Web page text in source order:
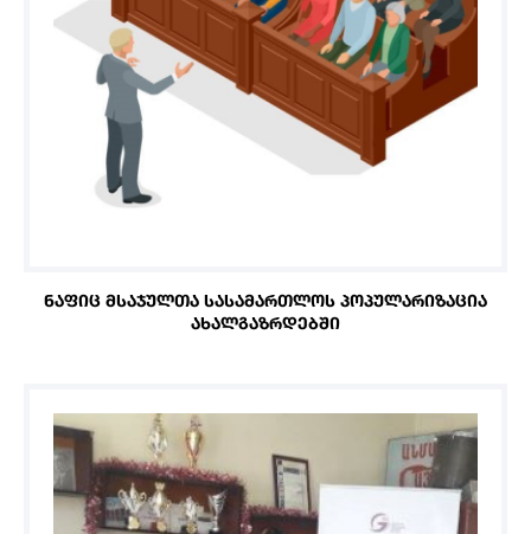
ᲜᲐᲤᲘᲪ ᲛᲡᲐᲯᲣᲚᲗᲐ ᲡᲐᲡᲐᲛᲐᲠᲗᲚᲝᲡ ᲞᲝᲞᲣᲚᲐᲠᲘᲖᲐᲪᲘᲐ
ᲐᲮᲐᲚᲒᲐᲖᲠᲓᲔᲑᲨᲘ